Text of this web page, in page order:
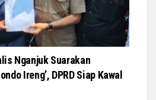
Nganjuk Suarakan
Ireng’, DPRD Siap Kawal